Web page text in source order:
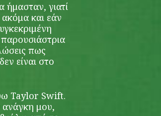
ήμασταν, γιατί
και εάν
πως
είναι στο
Taylor Swift.
ανάγκη μου,